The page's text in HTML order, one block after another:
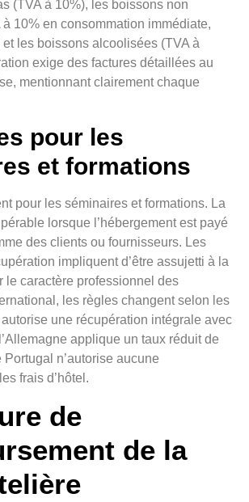
(TVA à 10%), les boissons non
10% en consommation immédiate,
et les boissons alcoolisées (TVA à
exige des factures détaillées au
mentionnant clairement chaque
pour les
et formations
pour les séminaires et formations. La
lorsque l’hébergement est payé
des clients ou fournisseurs. Les
impliquent d’être assujetti à la
le caractère professionnel des
les règles changent selon les
autorise une récupération intégrale avec
applique un taux réduit de
n’autorise aucune
frais d’hôtel.
de
de la